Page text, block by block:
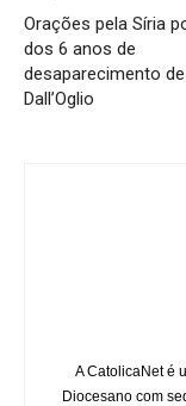
Orações pela Síria
dos 6 anos de
desaparecimento
Dall’Oglio
A CatolicaNet é
Diocesano com